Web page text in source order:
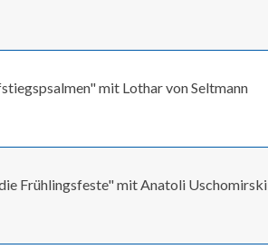
mit Lothar von Seltmann
Frühlingsfeste" mit Anatoli Uschomirski